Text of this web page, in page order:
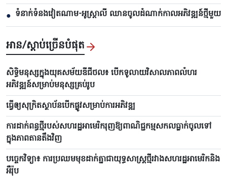
● ទំនាក់ទំនងវៀតណាម-អូស្ត្រាលី ឈាន​ចូលដំណាក់កាលអភិវឌ្ឍន៍ថ្មីមួយ
អាន/ស្តាប់ច្រើនបំផុត
សិទ្ធិមនុស្សក្នុងយុគសម័យឌីជីថល៖ បើកទូលាយវិសាលភាពលំហរ
អភិវឌ្ឍន៍សម្រាប់មនុស្សគ្រប់រូប
ធ្វើឲ្យសុក្រិតស្ថាប័នបើកផ្លូវសម្រាប់ការអភិវឌ្ឍ
ការដាក់ពន្ធថ្មីរបស់សហរដ្ឋអាមេរិករុញឱ្យពាណិជ្ជកម្មសកលធ្លាក់ចូលទៅ
ក្នុងភាពតានតឹងវិញ
បច្ចេកវិទ្យា៖ ការប្រឈមមុខដាក់គ្នាជាយុទ្ធសាស្ត្រថ្មីរវាងសហរដ្ឋអាមេរិកនិង
អឺរ៉ុប